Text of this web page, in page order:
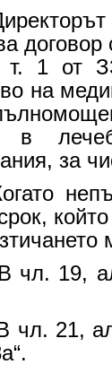
договор
1 от
на
в
за
В чл. 19,
чл. 21,